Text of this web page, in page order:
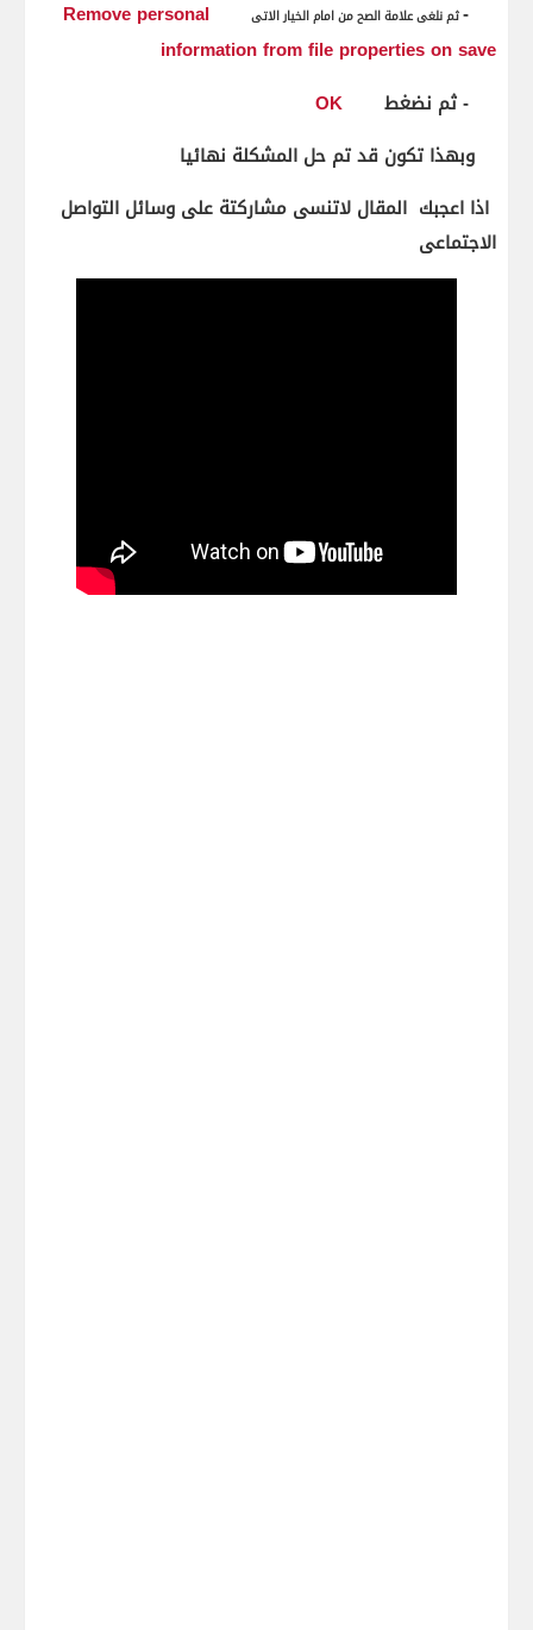
ثم نلغى علامة الصح من امام الخيار الاتى
Remove personal
information from file properties on save
OK
وبهذا تكون قد تم حل المشكلة نهائيا
اذا اعجبك المقال لاتنسى مشاركتة على وسائل التواصل
الاجتماعى